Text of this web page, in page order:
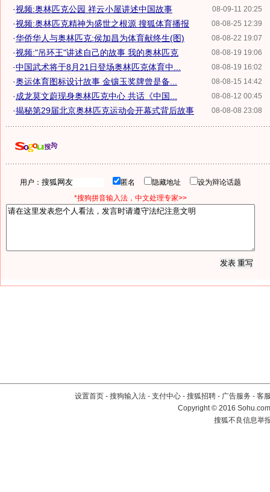
08-09-11 20:25
·视频:奥林匹克公园 祥云小屋讲述中国故事
08-08-25 12:39
·视频:奥林匹克精神为盛世之根源 搜狐体育播报
08-08-22 19:07
·华侨华人与奥林匹克:侯加昌为体育献终生(图)
08-08-19 19:06
·视频:"吊环王"讲述自己的故事 我的奥林匹克
08-08-19 16:02
·中国武术将于8月21日登场奥林匹克体育中...
08-08-15 14:42
·奥运体育图标设计故事 金镶玉奖牌曾是备...
08-08-12 00:45
·成龙莫文蔚现身奥林匹克中心 共话《中国...
08-08-08 23:08
·揭秘第29届北京奥林匹克运动会开幕式背后故事
用户： 匿名 隐藏地址
设为辩论话题
*搜狗拼音输入法，中文处理专家>>
设置首页 - 搜狗输入法 - 支付中心 - 搜狐招聘 - 广告服务 - 客
Copyright©2016
搜狐不良信息举